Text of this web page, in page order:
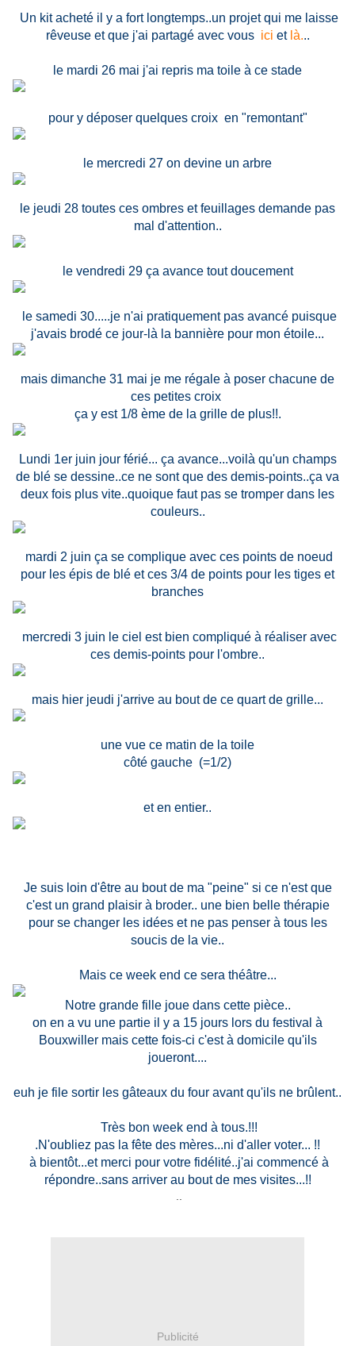
Un kit acheté il y a fort longtemps..un projet qui me laisse
rêveuse et que j'ai partagé avec vous ici et là...
le mardi 26 mai j'ai repris ma toile à ce stade
pour y déposer quelques croix en "remontant"
le mercredi 27 on devine un arbre
le jeudi 28 toutes ces ombres et feuillages demande pas
mal d'attention..
le vendredi 29 ça avance tout doucement
le samedi 30.....je n'ai pratiquement pas avancé puisque
j'avais brodé ce jour-là la bannière pour mon étoile...
mais dimanche 31 mai je me régale à poser chacune de
ces petites croix
ça y est 1/8 ème de la grille de plus!!.
Lundi 1er juin jour férié... ça avance...voilà qu'un champs
de blé se dessine..ce ne sont que des demis-points..ça va
deux fois plus vite..quoique faut pas se tromper dans les
couleurs..
mardi 2 juin ça se complique avec ces points de noeud
pour les épis de blé et ces 3/4 de points pour les tiges et
branches
mercredi 3 juin le ciel est bien compliqué à réaliser avec
ces demis-points pour l'ombre..
mais hier jeudi j'arrive au bout de ce quart de grille...
une vue ce matin de la toile
côté gauche (=1/2)
et en entier..
Je suis loin d'être au bout de ma "peine" si ce n'est que
c'est un grand plaisir à broder.. une bien belle thérapie
pour se changer les idées et ne pas penser à tous les
soucis de la vie..
Mais ce week end ce sera théâtre...
Notre grande fille joue dans cette pièce..
on en a vu une partie il y a 15 jours lors du festival à
Bouxwiller mais cette fois-ci c'est à domicile qu'ils
joueront....
euh je file sortir les gâteaux du four avant qu'ils ne brûlent..
Très bon week end à tous.!!!
.N'oubliez pas la fête des mères...ni d'aller voter... !!
à bientôt...et merci pour votre fidélité..j'ai commencé à
répondre..sans arriver au bout de mes visites...!!
Publicité